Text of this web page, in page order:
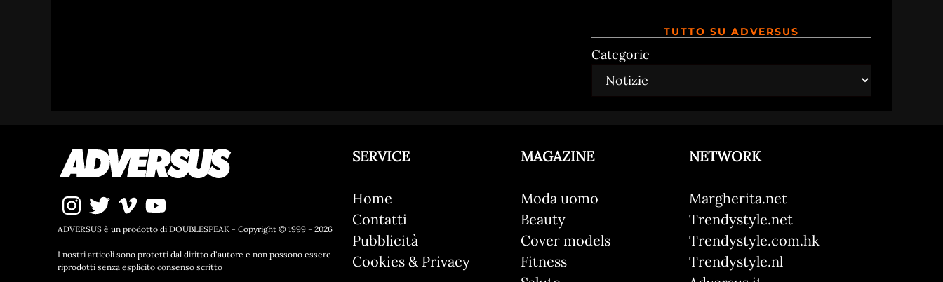
TUTTO SU ADVERSUS
Categorie
ADVERSUS è un prodotto di DOUBLESPEAK - Copyright © 1999 - 2026
I nostri articoli sono protetti dal diritto d'autore e non possono essere
riprodotti senza esplicito consenso scritto
SERVICE
Home
Contatti
Pubblicità
Cookies & Privacy
MAGAZINE
Moda uomo
Beauty
Cover models
Fitness
NETWORK
Margherita.net
Trendystyle.net
Trendystyle.com.hk
Trendystyle.nl